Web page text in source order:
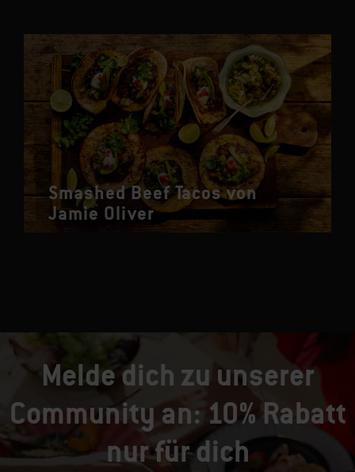
Smashed Beef Tacos von
Jamie Oliver
Melde dich zu unserer
Community an: 10% Rabatt
nur für dich